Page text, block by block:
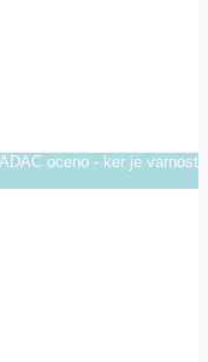
oceno - ker je varnost